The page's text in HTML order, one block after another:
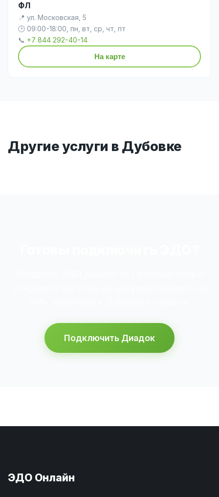
ФЛ
📍 ул. Московская, 5
🕒 09:00-18:00, пн, вт, ср, чт, пт
📞 +7 844 292-40-14
На карте
Другие услуги в Дубовке
Подключить Диадок
ЭДО Онлайн